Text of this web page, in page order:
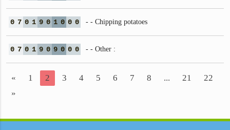
0 7 0 1 9 0 1 0 0 0 - - Chipping potatoes
0 7 0 1 9 0 9 0 0 0 - - Other :
« 1 2 3 4 5 6 7 8 ... 21
22
»